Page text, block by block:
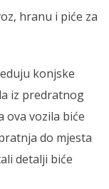
hranu i piće za
konjske
iz predratnog
ova vozila biće
do mjesta
detalji biće